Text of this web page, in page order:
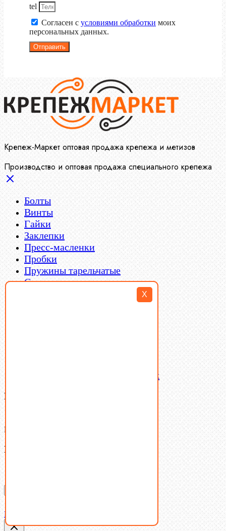
X
tel
Согласен с условиями обработки моих
персональных данных.
Отправить
Крепеж-Маркет оптовая продажа крепежа и метизов
Производство и оптовая продажа специального крепежа
Болты
Винты
Гайки
Заклепки
Пресс-масленки
Пробки
Пружины тарельчатые
Стопорные кольца
Латунный и бронзовый крепеж
Ваша корзина
В корзине нет товаров.
Поиск
Don't show this popup again